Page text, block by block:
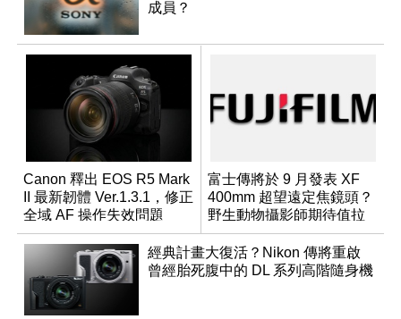
成員？
Canon 釋出 EOS R5 Mark
II 最新韌體 Ver.1.3.1，修正
全域 AF 操作失效問題
富士傳將於 9 月發表 XF
400mm 超望遠定焦鏡頭？
野生動物攝影師期待值拉
滿
經典計畫大復活？Nikon 傳將重啟
曾經胎死腹中的 DL 系列高階隨身機